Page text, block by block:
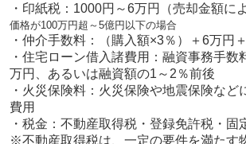
・印紙税：1000円～6万円（売却金額に
価格が100万円超～5億円以下の場合
・仲介手数料：（購入額×3％）＋6万円
・住宅ローン借入諸費用：融資事務手数
万円、あるいは融資額の1～2％前後
・火災保険料：火災保険や地震保険など
費用
・税金：不動産取得税・登録免許税・固
※不動産取得税は、一定の要件を満たす